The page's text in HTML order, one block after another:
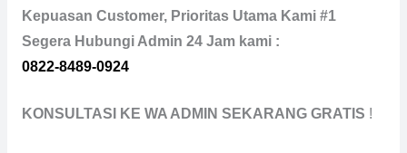
Kepuasan Customer, Prioritas Utama Kami #1
Segera Hubungi Admin 24 Jam kami :
0822-8489-0924
KONSULTASI KE WA ADMIN SEKARANG GRATIS !